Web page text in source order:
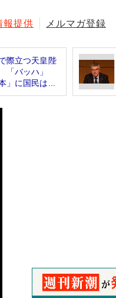
報提供 メルマガ登録
際立つ天皇陛
バッハ」
」に国民は...